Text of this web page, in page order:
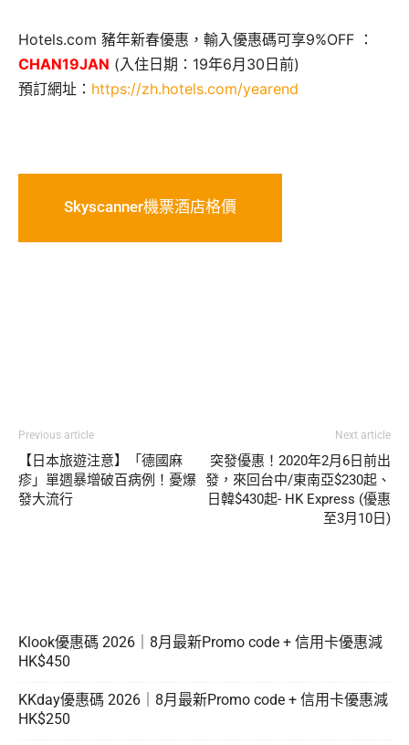
Hotels.com 豬年新春優惠，輸入優惠碼可享9%OFF ：
CHAN19JAN (入住日期：19年6月30日前)
預訂網址： https://zh.hotels.com/yearend
Skyscanner機票酒店格價
Previous article
【日本旅遊注意】「德國麻
疹」單週暴增破百病例！憂爆
發大流行
Next article
突發優惠！2020年2月6日前出
發，來回台中/東南亞$230起、
日韓$430起- HK Express (優惠
至3月10日)
Klook優惠碼 2026｜8月最新Promo code + 信用卡優惠減
HK$450
KKday優惠碼 2026｜8月最新Promo code + 信用卡優惠減
HK$250